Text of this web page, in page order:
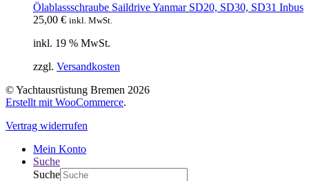
Ölablassschraube Saildrive Yanmar SD20, SD30, SD31 Inbus
25,00 € inkl. MwSt.
inkl. 19 % MwSt.
zzgl. Versandkosten
© Yachtausrüstung Bremen 2026
Erstellt mit WooCommerce.
Vertrag widerrufen
Mein Konto
Suche
Suche